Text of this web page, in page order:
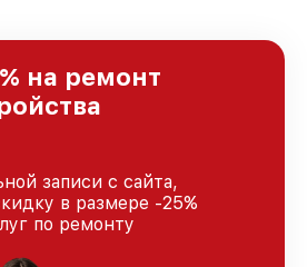
на ремонт
записи с сайта,
в размере -25%
по ремонту